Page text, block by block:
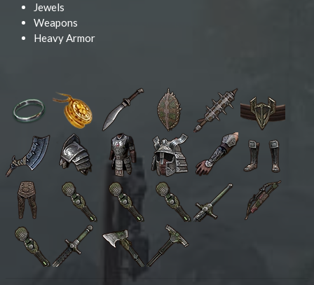
Jewels
Weapons
Heavy Armor